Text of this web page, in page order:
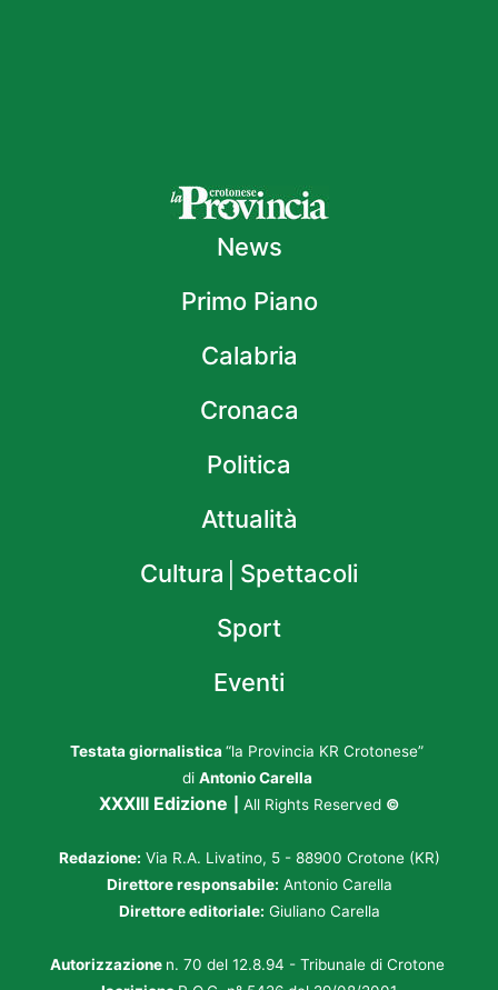
News
Primo Piano
Calabria
Cronaca
Politica
Attualità
Cultura│Spettacoli
Sport
Eventi
Testata giornalistica “la Provincia KR Crotonese”
di Antonio Carella
XXXIII Edizione All Rights Reserved ©
Redazione: Via R.A. Livatino, 5 - 88900 Crotone (KR)
Direttore responsabile: Antonio Carella
Direttore editoriale: Giuliano Carella
Autorizzazione n. 70 del 12.8.94 - Tribunale di Crotone